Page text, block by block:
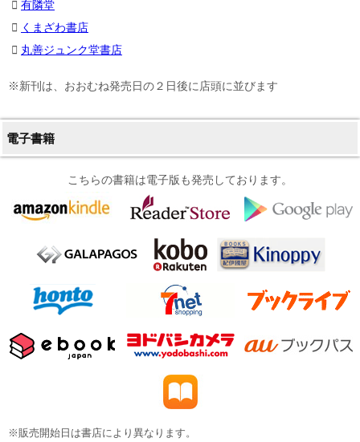
有隣堂
くまざわ書店
丸善ジュンク堂書店
※新刊は、おおむね発売日の２日後に店頭に並びます
電子書籍
こちらの書籍は電子版も発売しております。
※販売開始日は書店により異なります。